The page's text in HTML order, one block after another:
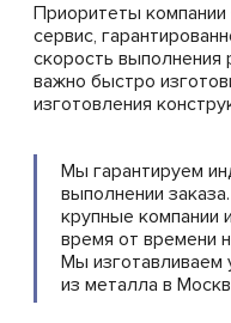
Приоритеты
сервис,
скорость выполнения
важно быстро
изготовления
Мы гарантируем
выполнении
крупные компании
время от времени
Мы изготавливаем
из металла в